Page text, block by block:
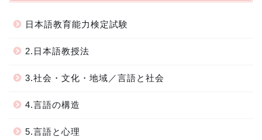
日本語教育能力検定試験
2.日本語教授法
3.社会・文化・地域／言語と社会
4.言語の構造
5.言語と心理